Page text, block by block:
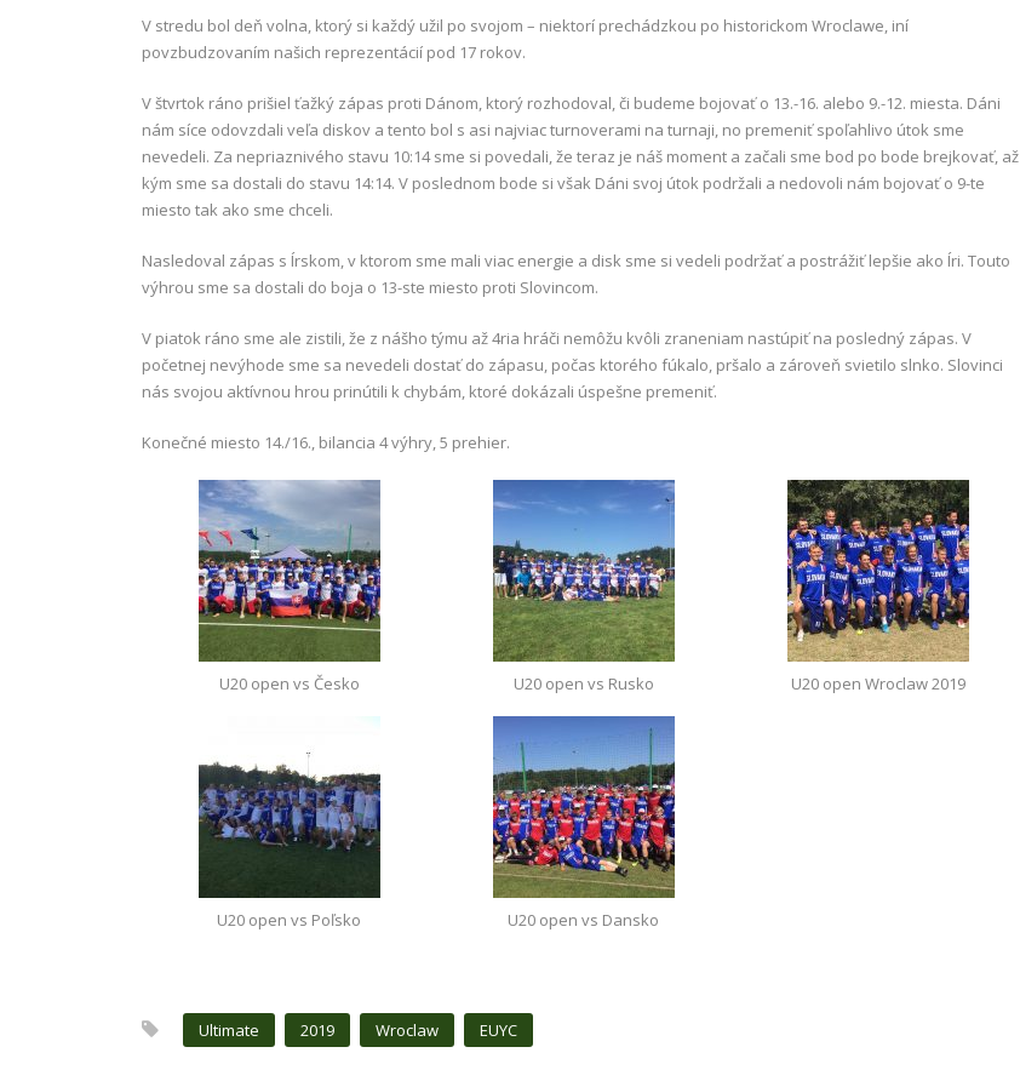
V stredu bol deň volna, ktorý si každý užil po svojom – niektorí prechádzkou po historickom Wroclawe, iní
povzbudzovaním našich reprezentácií pod 17 rokov.
V štvrtok ráno prišiel ťažký zápas proti Dánom, ktorý rozhodoval, či budeme bojovať o 13.-16. alebo 9.-12. miesta. Dáni
nám síce odovzdali veľa diskov a tento bol s asi najviac turnoverami na turnaji, no premeniť spoľahlivo útok sme
nevedeli. Za nepriaznivého stavu 10:14 sme si povedali, že teraz je náš moment a začali sme bod po bode brejkovať, až
kým sme sa dostali do stavu 14:14. V poslednom bode si však Dáni svoj útok podržali a nedovoli nám bojovať o 9-te
miesto tak ako sme chceli.
Nasledoval zápas s Írskom, v ktorom sme mali viac energie a disk sme si vedeli podržať a postrážiť lepšie ako Íri. Touto
výhrou sme sa dostali do boja o 13-ste miesto proti Slovincom.
V piatok ráno sme ale zistili, že z nášho týmu až 4ria hráči nemôžu kvôli zraneniam nastúpiť na posledný zápas. V
početnej nevýhode sme sa nevedeli dostať do zápasu, počas ktorého fúkalo, pršalo a zároveň svietilo slnko. Slovinci
nás svojou aktívnou hrou prinútili k chybám, ktoré dokázali úspešne premeniť.
Konečné miesto 14./16., bilancia 4 výhry, 5 prehier.
U20 open vs Česko U20 open vs Rusko U20 open Wroclaw 2019
U20 open vs Poľsko U20 open vs Dansko
Ultimate 2019 Wroclaw EUYC